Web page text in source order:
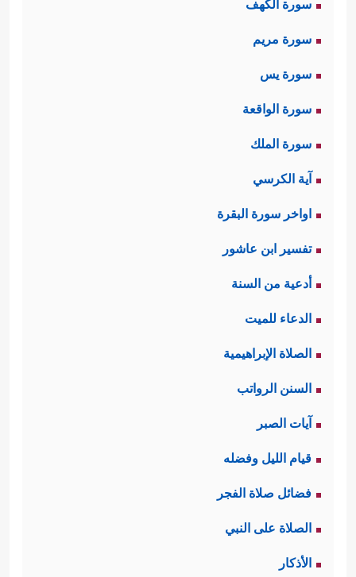
سورة الكهف
سورة مريم
سورة يس
سورة الواقعة
سورة الملك
آية الكرسي
اواخر سورة البقرة
تفسير ابن عاشور
أدعية من السنة
الدعاء للميت
الصلاة الإبراهيمية
السنن الرواتب
آيات الصبر
قيام الليل وفضله
فضائل صلاة الفجر
الصلاة على النبي
الأذكار